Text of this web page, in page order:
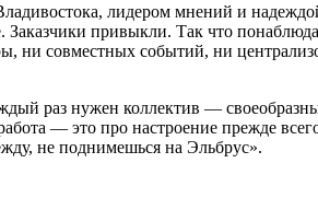
лидером мнений и
привыкли. Так что
ни совместных событий, ни
раз нужен коллектив —
— это про настроение прежде
не поднимешься на Эльбрус».